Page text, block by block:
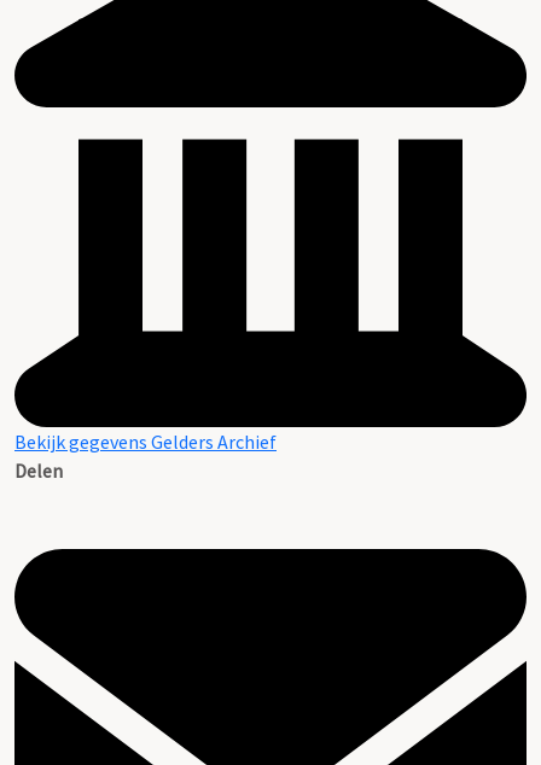
Bekijk gegevens Gelders Archief
Delen